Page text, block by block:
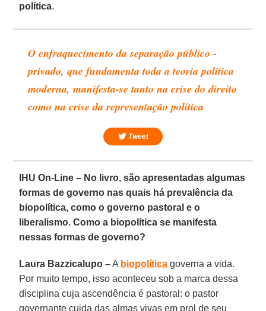
política.
O enfraquecimento da separação público -
privado, que fundamenta toda a teoria política
moderna, manifesta-se tanto na crise do direito
como na crise da representação política
Tweet
IHU On-Line – No livro, são apresentadas algumas
formas de governo nas quais há prevalência da
biopolítica, como o governo pastoral e o
liberalismo. Como a biopolítica se manifesta
nessas formas de governo?
Laura Bazzicalupo –A biopolítica governa a vida.
Por muito tempo, isso aconteceu sob a marca dessa
disciplina cuja ascendência é pastoral: o pastor
governante cuida das almas vivas em prol de seu